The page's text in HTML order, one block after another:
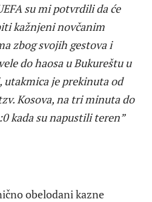
su mi potvrdili da će
kažnjeni novčanim
zbog svojih gestova i
do haosa u Bukureštu u
utakmica je prekinuta od
Kosova, na tri minuta do
kada su napustili teren”
obelodani kazne